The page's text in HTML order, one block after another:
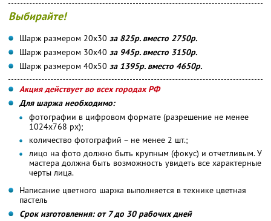
Выбирайте!
Шарж размером 20х30 за 825р. вместо 2750р.
Шарж размером 30х40 за 945р. вместо 3150р.
Шарж размером 40х50 за 1395р. вместо 4650р.
Акция действует во всех городах РФ
Для шаржа необходимо:
фотографии в цифровом формате (разрешение не менее
1024x768 px);
количество фотографий – не менее 2 шт.;
лицо на фото должно быть крупным (фокус) и отчетливым. У
мастера должна быть возможность увидеть все характерные
черты лица.
Написание цветного шаржа выполняется в технике цветная
пастель
Срок изготовления: от 7 до 30 рабочих дней